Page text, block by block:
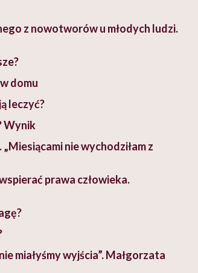
z nowotworów u młodych ludzi.
domu
leczyć?
Wynik
nie wychodziłam z
prawa człowieka.
miałyśmy wyjścia”. Małgorzata